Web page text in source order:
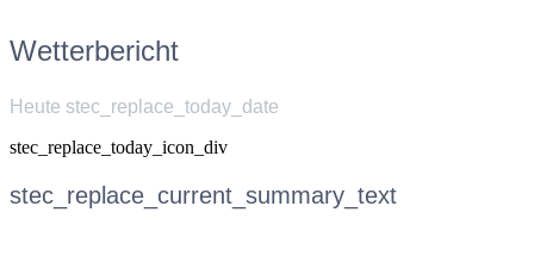
Wetterbericht
Heute stec_replace_today_date
stec_replace_today_icon_div
stec_replace_current_summary_text